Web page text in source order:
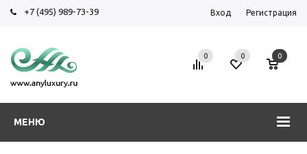
+7 (495) 989-73-39 Вход Регистрация
МЕНЮ
0 0 0